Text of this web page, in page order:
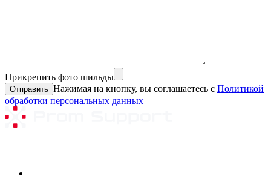
Прикрепить фото шильды
Нажимая на кнопку, вы соглашаетесь с Политикой
обработки персональных данных